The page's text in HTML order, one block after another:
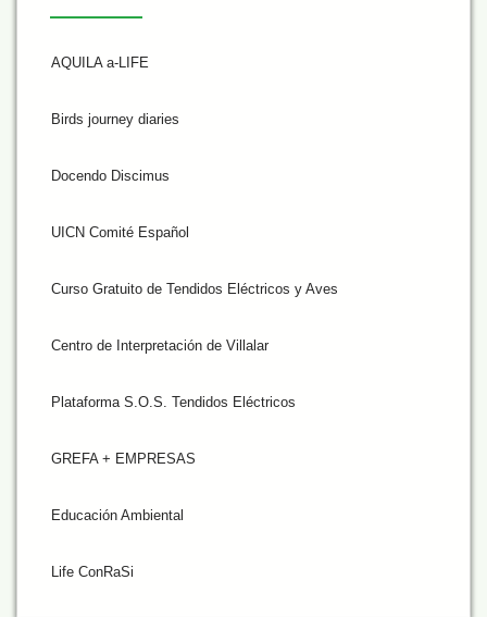
AQUILA a-LIFE
Birds journey diaries
Docendo Discimus
UICN Comité Español
Curso Gratuito de Tendidos Eléctricos y Aves
Centro de Interpretación de Villalar
Plataforma S.O.S. Tendidos Eléctricos
GREFA + EMPRESAS
Educación Ambiental
Life ConRaSi